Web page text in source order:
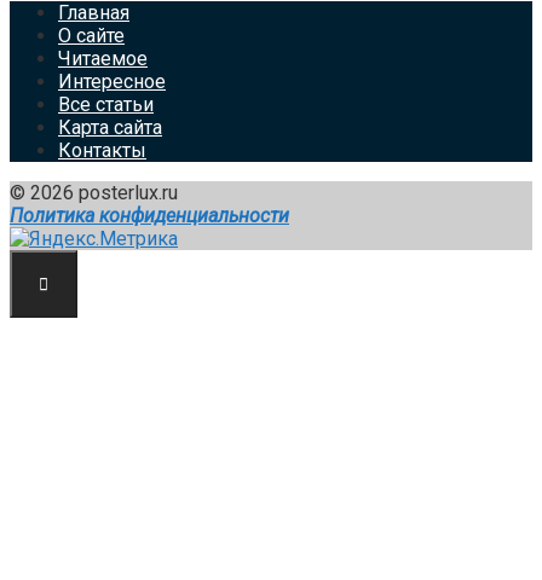
Главная
О сайте
Читаемое
Интересное
Все статьи
Карта сайта
Контакты
© 2026 posterlux.ru
Политика конфиденциальности